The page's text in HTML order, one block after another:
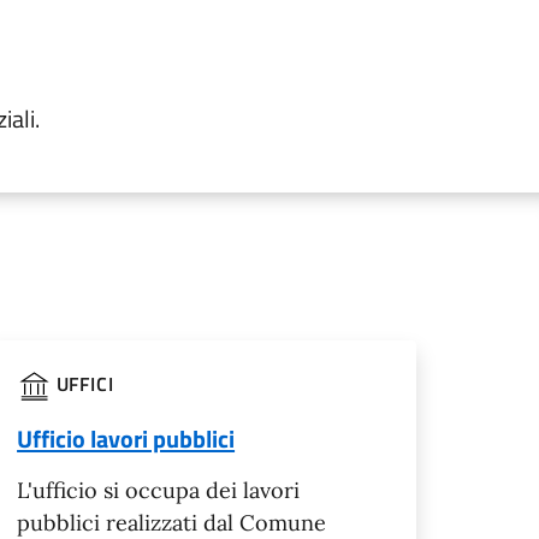
UFFICI
Ufficio lavori pubblici
L'ufficio si occupa dei lavori
pubblici realizzati dal Comune